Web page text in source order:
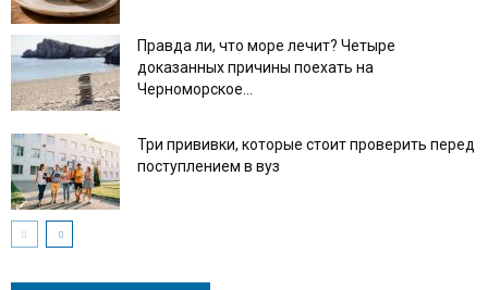
Правда ли, что море лечит? Четыре
доказанных причины поехать на
Черноморское...
Три прививки, которые стоит проверить перед
поступлением в вуз